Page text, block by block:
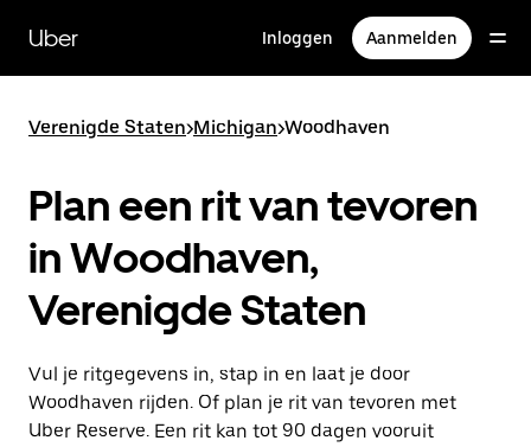
naar
hoofdinhoud
Uber Inloggen Aanmelden
Verenigde Staten>Michigan>Woodhaven
Plan een rit van tevoren
in Woodhaven,
Verenigde Staten
Vul je ritgegevens in, stap in en laat je door
Woodhaven rijden. Of plan je rit van tevoren met
Uber Reserve. Een rit kan tot 90 dagen vooruit